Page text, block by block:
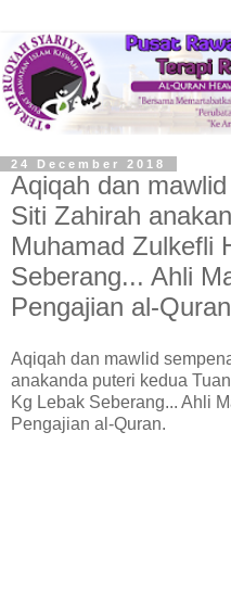
24 December 2018
Aqiqah dan
Siti Zahirah
Muhamad Zulkefli
Seberang... Ahli
Pengajian al-
Aqiqah dan mawlid
anakanda puteri kedua Tuan
Kg Lebak Seberang... Ahli
Pengajian al-Quran.